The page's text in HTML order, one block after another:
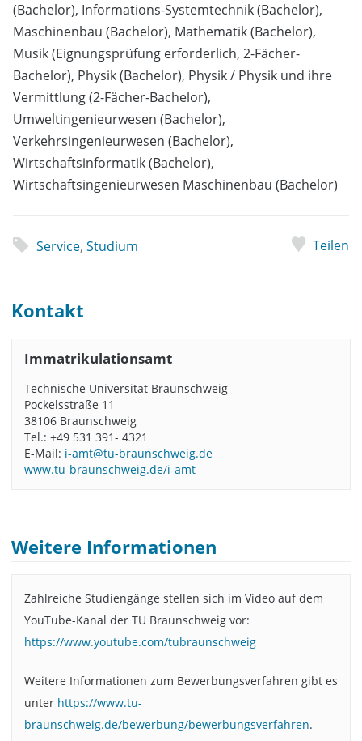
(Bachelor), Informations-Systemtechnik (Bachelor),
Maschinenbau (Bachelor), Mathematik (Bachelor),
Musik (Eignungsprüfung erforderlich, 2-Fächer-
Bachelor), Physik (Bachelor), Physik / Physik und ihre
Vermittlung (2-Fächer-Bachelor),
Umweltingenieurwesen (Bachelor),
Verkehrsingenieurwesen (Bachelor),
Wirtschaftsinformatik (Bachelor),
Wirtschaftsingenieurwesen Maschinenbau (Bachelor)
Service, Studium Teilen
Kontakt
Immatrikulationsamt
Technische Universität Braunschweig
Pockelsstraße 11
38106 Braunschweig
Tel.: +49 531 391- 4321
E-Mail: i-amt@tu-braunschweig.de
www.tu-braunschweig.de/i-amt
Weitere Informationen
Zahlreiche Studiengänge stellen sich im Video auf dem
YouTube-Kanal der TU Braunschweig vor:
https://www.youtube.com/tubraunschweig
Weitere Informationen zum Bewerbungsverfahren gibt es
unter https://www.tu-
braunschweig.de/bewerbung/bewerbungsverfahren.